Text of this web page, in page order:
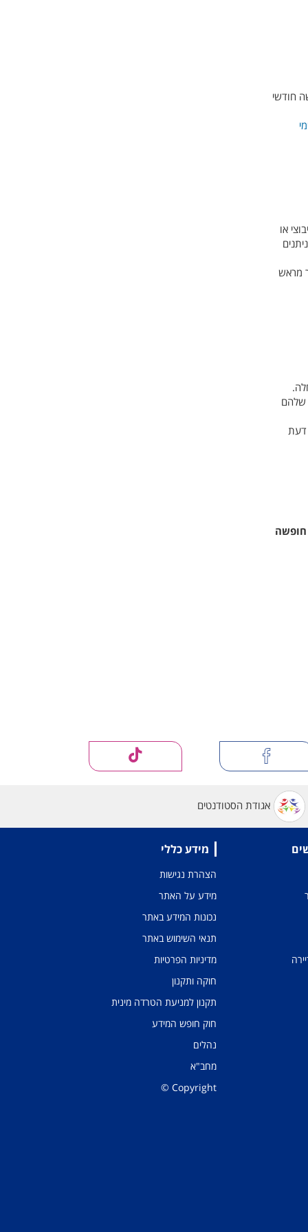
חודשי
או
מראש
שלהם
דעת
חופשה
אגודת הסטודנטים
מידע כללי
הצהרת נגישות
מידע על האתר
נכונות המידע באתר
תנאי השימוש באתר
מדיניות הפרטיות
חוקה ותקנון
תקנון למניעת הטרדה מינית
חוק חופש המידע
נהלים
מחב"א
Copyright ©